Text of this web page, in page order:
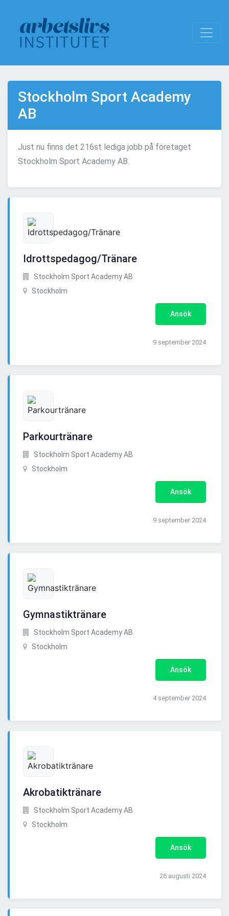
Stockholm Sport Academy
AB
Just nu finns det 216st lediga jobb på företaget
Stockholm Sport Academy AB.
Idrottspedagog/Tränare
Stockholm Sport Academy AB
Stockholm
Ansök
9 september 2024
Parkourtränare
Stockholm Sport Academy AB
Stockholm
Ansök
9 september 2024
Gymnastiktränare
Stockholm Sport Academy AB
Stockholm
Ansök
4 september 2024
Akrobatiktränare
Stockholm Sport Academy AB
Stockholm
Ansök
26 augusti 2024